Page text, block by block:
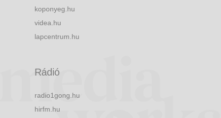
koponyeg.hu
videa.hu
lapcentrum.hu
Rádió
radio1gong.hu
hirfm.hu